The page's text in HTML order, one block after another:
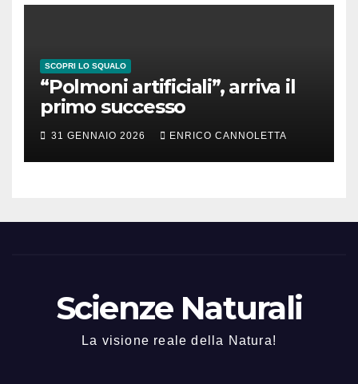
SCOPRI LO SQUALO
“Polmoni artificiali”, arriva il
primo successo
31 GENNAIO 2026 ENRICO CANNOLETTA
Scienze Naturali
La visione reale della Natura!